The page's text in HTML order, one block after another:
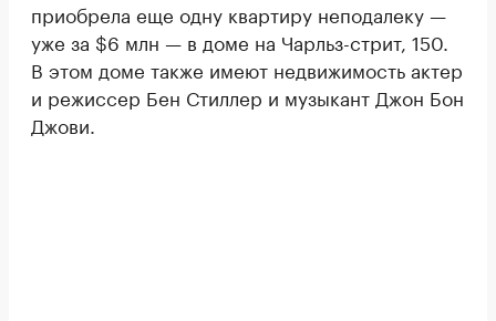
приобрела еще одну квартиру неподалеку —
уже за $6 млн — в доме на Чарльз-стрит, 150.
В этом доме также имеют недвижимость актер
и режиссер Бен Стиллер и музыкант Джон Бон
Джови.